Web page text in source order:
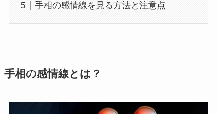
手相の感情線を見る方法と注意点
手相の感情線とは？